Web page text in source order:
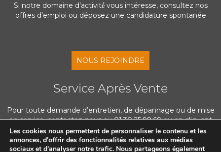
Si notre domaine d’activité́ vous intéresse, consultez nos
offres d’emploi ou déposez une candidature spontanée
NOUS REJOINDRE
Service Après Vente
Pour toute demande d’entretien, de dépannage ou de mise
en service, contactez-nous au 01.30.25.99.69 ou en cliquant
ci-dessous
Les cookies nous permettent de personnaliser le contenu et les
annonces, d'offrir des fonctionnalités relatives aux médias
sociaux et d'analyser notre trafic. Nous partageons également